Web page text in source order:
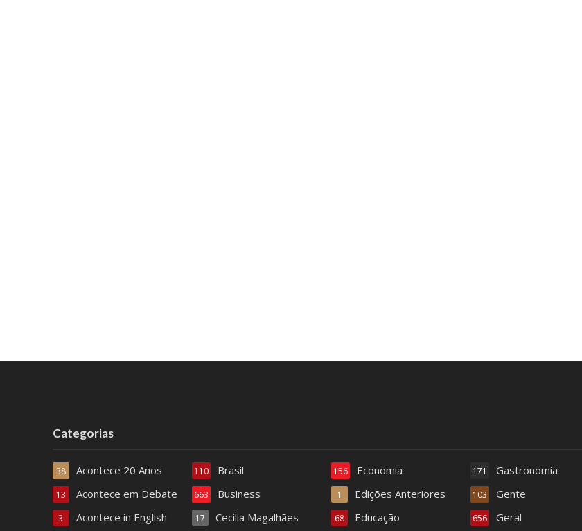
Categorias
Acontece 20 Anos
38
Acontece em Debate
13
Acontece in English
3
Brasil
110
Business
663
Cecilia Magalhães
17
Economia
156
Edições Anteriores
1
Educação
68
Gastronomia
171
Gente
103
Geral
656